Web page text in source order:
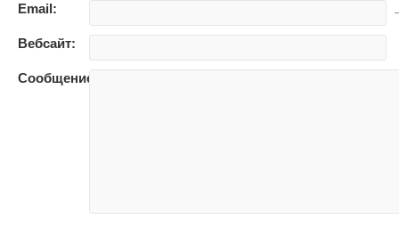
Email:
Вебсайт:
Сообщение: